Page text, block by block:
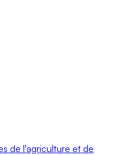
de l'agriculture et de